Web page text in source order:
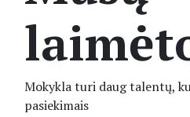
Mokykla turi daug talentų,
pasiekimais